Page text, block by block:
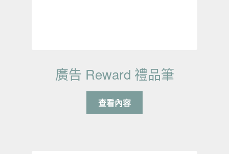
廣告 Reward 禮品筆
查看內容